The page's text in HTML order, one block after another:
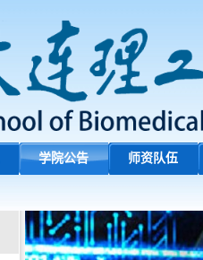
学院公告 师资队伍